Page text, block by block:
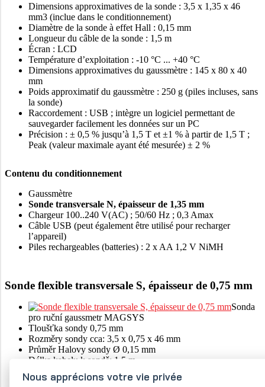
Dimensions approximatives de la sonde : 3,5 x 1,35 x 46
mm3 (inclue dans le conditionnement)
Diamètre de la sonde à effet Hall : 0,15 mm
Longueur du câble de la sonde : 1,5 m
Écran : LCD
Température d’exploitation : -10 °C ... +40 °C
Dimensions approximatives du gaussmètre : 145 x 80 x 40
mm
Poids approximatif du gaussmètre : 250 g (piles incluses, sans
la sonde)
Raccordement : USB ; intègre un logiciel permettant de
sauvegarder facilement les données sur un PC
Précision : ± 0,5 % jusqu’à 1,5 T et ±1 % à partir de 1,5 T ;
Peak (valeur maximale ayant été mesurée) ± 2 %
Contenu du conditionnement
Gaussmètre
Sonde transversale N, épaisseur de 1,35 mm
Chargeur 100..240 V(AC) ; 50/60 Hz ; 0,3 Amax
Câble USB (peut également être utilisé pour recharger
l’appareil)
Piles rechargeables (batteries) : 2 x AA 1,2 V NiMH
Sonde flexible transversale S, épaisseur de 0,75 mm
Sonda
pro ruční gaussmetr MAGSYS
Tloušťka sondy 0,75 mm
Rozměry sondy cca: 3,5 x 0,75 x 46 mm
Průměr Halovy sondy Ø 0,15 mm
Délka kabelu k sondě: 1,5 m
Nous apprécions votre vie privée